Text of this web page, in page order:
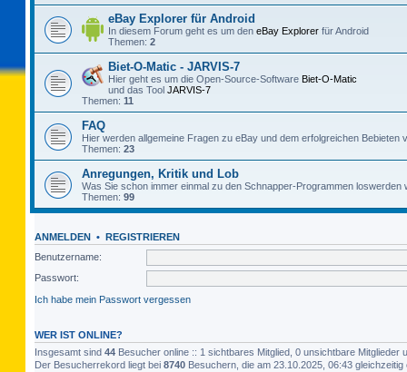
eBay Explorer für Android
In diesem Forum geht es um den eBay Explorer für Android
Themen: 2
Biet-O-Matic - JARVIS-7
Hier geht es um die Open-Source-Software Biet-O-Matic
und das Tool JARVIS-7
Themen: 11
FAQ
Hier werden allgemeine Fragen zu eBay und dem erfolgreichen Bebieten
Themen: 23
Anregungen, Kritik und Lob
Was Sie schon immer einmal zu den Schnapper-Programmen loswerden
Themen: 99
ANMELDEN • REGISTRIEREN
Benutzername:
Passwort:
Ich habe mein Passwort vergessen
WER IST ONLINE?
Insgesamt sind 44 Besucher online :: 1 sichtbares Mitglied, 0 unsichtbare
Der Besucherrekord liegt bei 8740 Besuchern, die am 23.10.2025, 06:43 gleichzeitig